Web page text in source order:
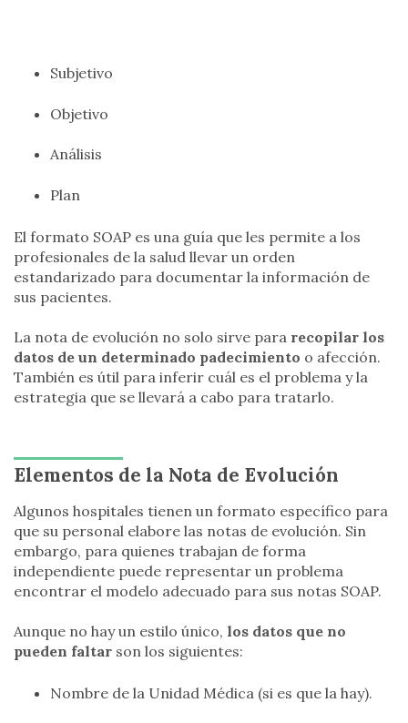
Subjetivo
Objetivo
Análisis
Plan
El formato SOAP es una guía que les permite a los
profesionales de la salud llevar un orden
estandarizado para documentar la información de
sus pacientes.
La nota de evolución no solo sirve para recopilar los
datos de un determinado padecimiento o afección.
También es útil para inferir cuál es el problema y la
estrategia que se llevará a cabo para tratarlo.
Elementos de la Nota de Evolución
Algunos hospitales tienen un formato específico para
que su personal elabore las notas de evolución. Sin
embargo, para quienes trabajan de forma
independiente puede representar un problema
encontrar el modelo adecuado para sus notas SOAP.
Aunque no hay un estilo único, los datos que no
pueden faltar son los siguientes:
Nombre de la Unidad Médica (si es que la hay).